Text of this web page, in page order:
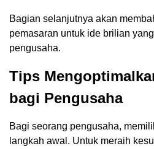
Bagian selanjutnya akan
pemasaran untuk ide brilian
pengusaha.
Tips
bagi Pengusaha
Bagi seorang pengusaha,
langkah awal. Untuk meraih